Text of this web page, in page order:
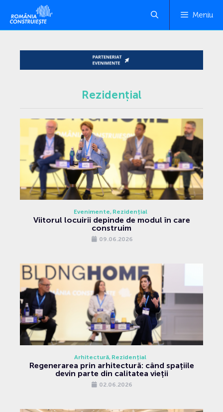
Meniu
Rezidențial
Evenimente Rezidențial
Viitorul locuirii depinde de modul în care
construim
09.06.2026
Arhitectură Rezidențial
Regenerarea prin arhitectură: când spațiile
devin parte din calitatea vieții
02.06.2026